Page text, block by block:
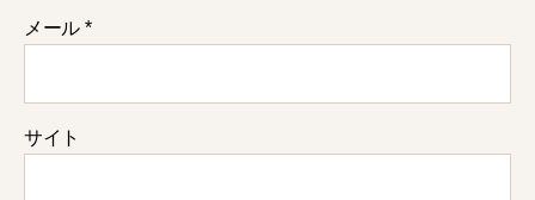
メール *
サイト